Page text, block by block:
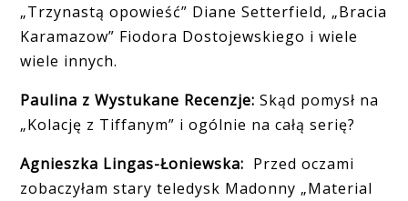
„Trzynastą opowieść” Diane Setterfield, „Bracia
Karamazow” Fiodora Dostojewskiego i wiele
wiele innych.
Paulina z Wystukane Recenzje:Skąd pomysł na
„Kolację z Tiffanym” i ogólnie na całą serię?
Agnieszka Lingas-Łoniewska: Przed oczami
zobaczyłam stary teledysk Madonny „Material